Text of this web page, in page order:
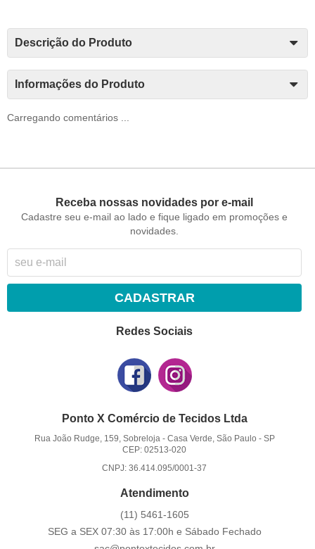
Descrição do Produto
Informações do Produto
Carregando comentários ...
Receba nossas novidades por e-mail
Cadastre seu e-mail ao lado e fique ligado em promoções e
novidades.
CADASTRAR
Redes Sociais
Ponto X Comércio de Tecidos Ltda
Rua João Rudge, 159, Sobreloja- Casa Verde, São Paulo - SP
CEP: 02513-020
CNPJ: 36.414.095/0001-37
Atendimento
(11) 5461-1605
SEG a SEX 07:30 às 17:00h e Sábado Fechado